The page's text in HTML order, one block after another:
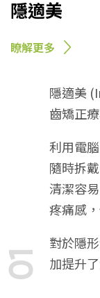
隱適美
齒矯正
利用電
隨時拆
清潔容
疼痛感
對於隱
加提升
01
隱適美
瞭解更多